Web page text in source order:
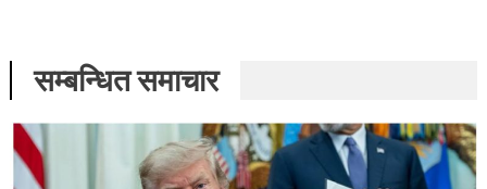
सम्बन्धित समाचार